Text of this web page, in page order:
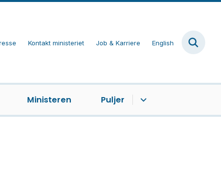
Kontakt ministeriet Job & Karriere English
Ministeren Puljer